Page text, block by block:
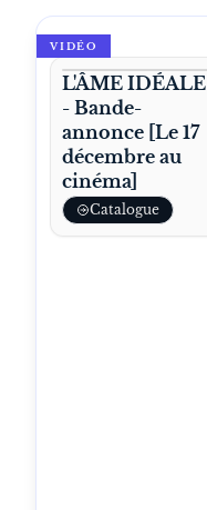
VIDÉO
L'ÂME IDÉALE
- Bande-
annonce [Le 17
décembre au
cinéma]
Catalogue